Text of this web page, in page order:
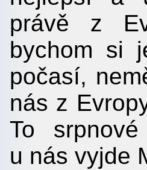
právě z
bychom si
počasí,
nás z
To
u nás vyjde